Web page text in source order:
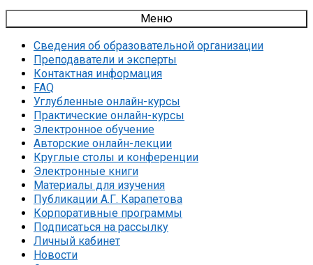
Меню
Сведения об образовательной организации
Преподаватели и эксперты
Контактная информация
FAQ
Углубленные онлайн-курсы
Практические онлайн-курсы
Электронное обучение
Авторские онлайн-лекции
Круглые столы и конференции
Электронные книги
Материалы для изучения
Публикации А.Г. Карапетова
Корпоративные программы
Подписаться на рассылку
Личный кабинет
Новости